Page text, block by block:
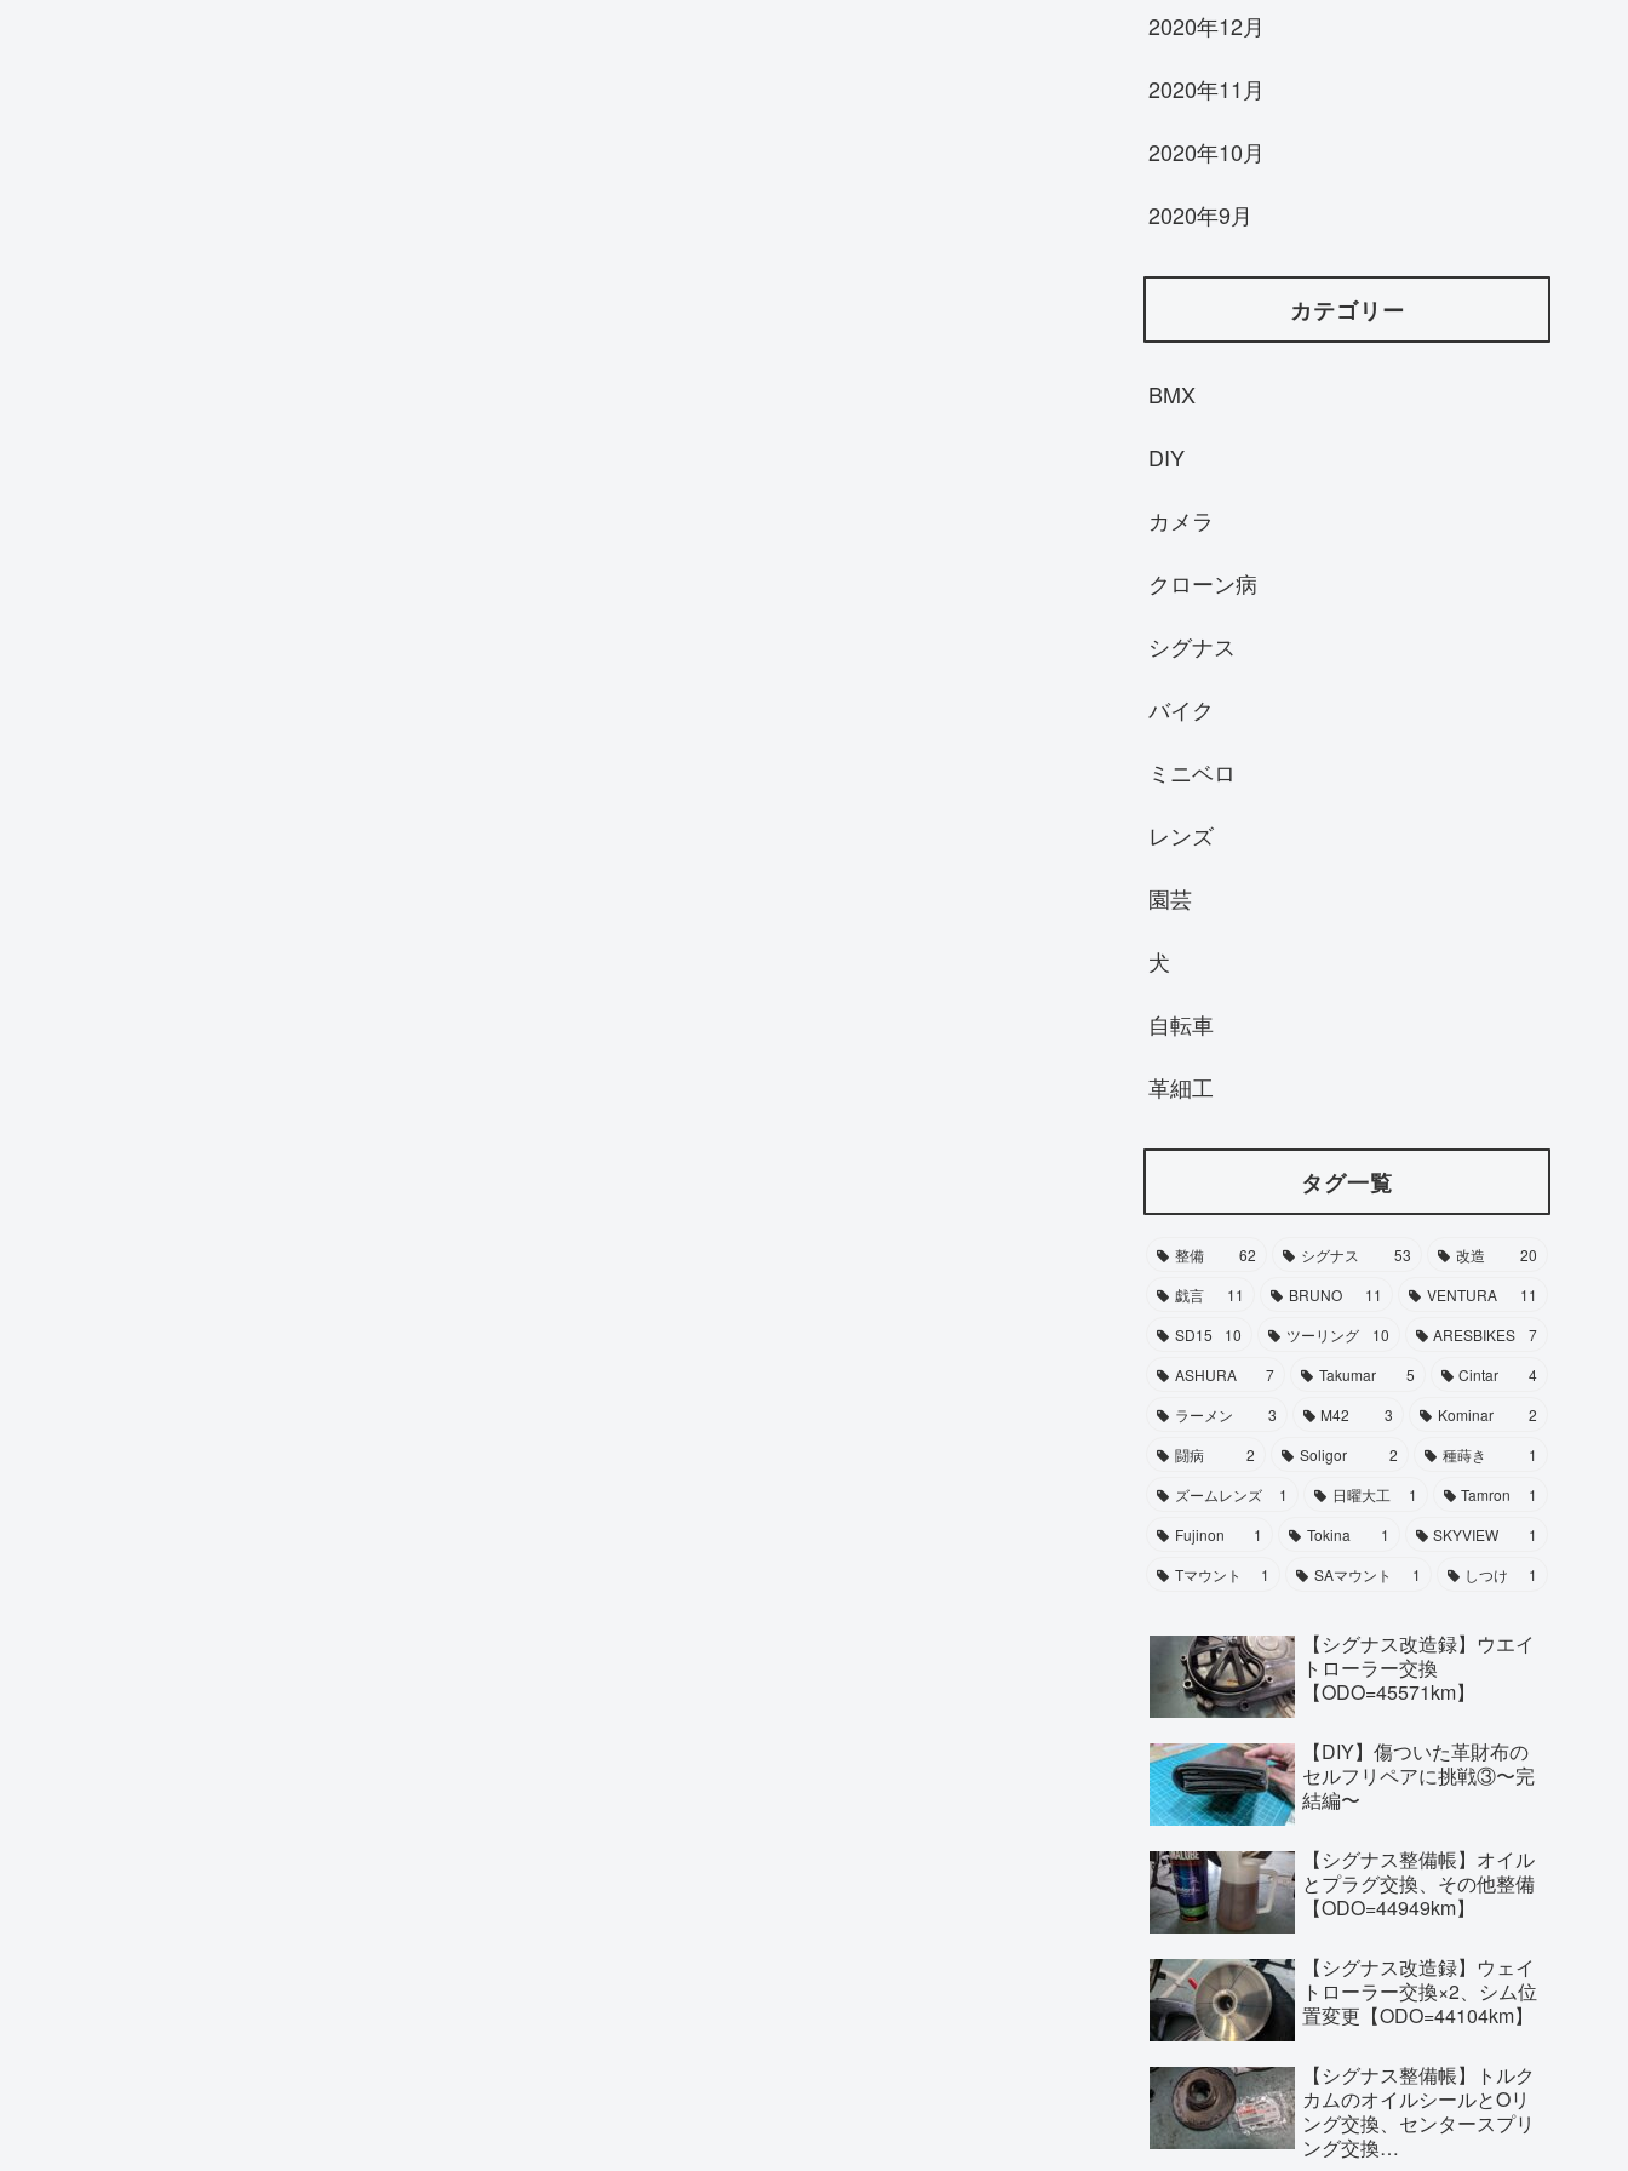
2020年12月
2020年11月
2020年10月
2020年9月
カテゴリー
BMX
DIY
カメラ
クローン病
シグナス
バイク
ミニベロ
レンズ
園芸
犬
自転車
革細工
タグ一覧
整備 62 シグナス 53 改造
20
戯言
11 BRUNO 11 VENTURA
11
SD15
10 ツーリング 10 ARESBIKES
7
ASHURA
7 Takumar 5 Cintar
4
ラーメン
3 M42 3 Kominar
2
闘病
2 Soligor 2 種蒔き
1
ズームレンズ
1 日曜大工 1 Tamron
1
Fujinon
1 Tokina 1 SKYVIEW
1
Tマウント
1 SAマウント 1 しつけ 1
【シグナス改造録】ウエイ
トローラー交換
【ODO=45571km】
【DIY】傷ついた革財布の
セルフリペアに挑戦③〜完
結編〜
【シグナス整備帳】オイル
とプラグ交換、その他整備
【ODO=44949km】
【シグナス改造録】ウェイ
トローラー交換×2、シム位
置変更【ODO=44104km】
【シグナス整備帳】トルク
カムのオイルシールとOリ
ング交換、センタースプリ
ング交換